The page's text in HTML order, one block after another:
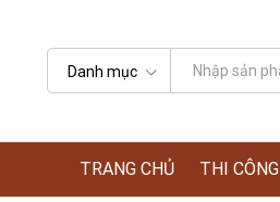
Danh mục
TRANG CHỦ THI CÔNG